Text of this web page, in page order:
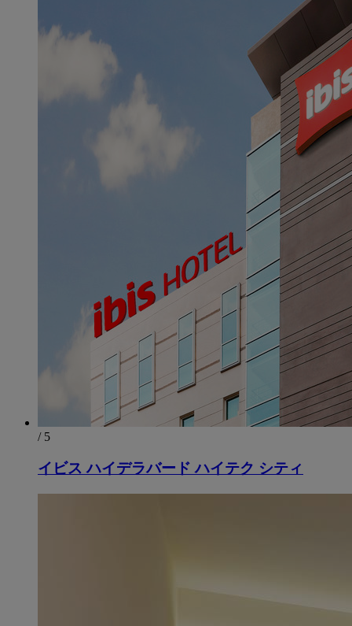
/ 5
イビス ハイデラバード ハイテク シティ